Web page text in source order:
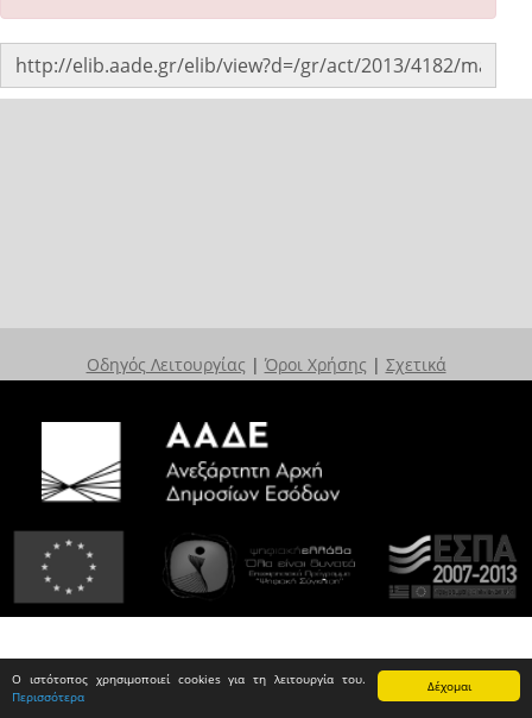
Δέχομαι
Ο ιστότοπος χρησιμοποιεί cookies για τη λειτουργία του.
Περισσότερα
Οδηγός Λειτουργίας | Όροι Χρήσης | Σχετικά